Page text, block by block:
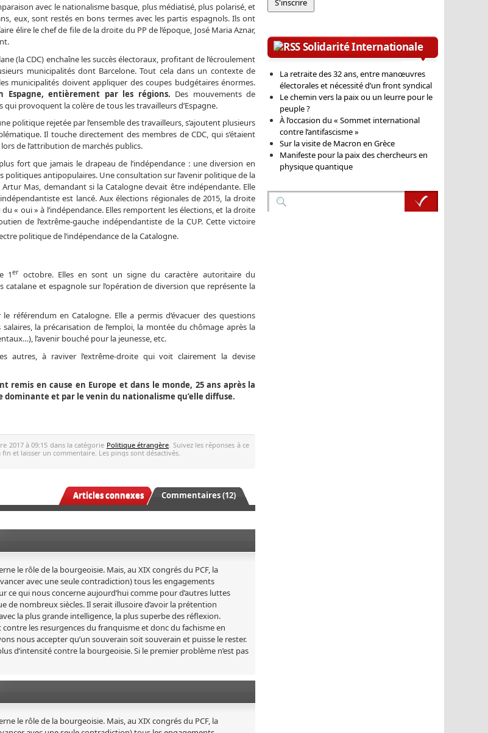
avec le nationalisme basque, plus médiatisé, plus polarisé, et
eux, sont restés en bons termes avec les partis espagnols. Ils ont
élire le chef de file de la droite du PP de l’époque, José Maria Aznar,
(la CDC) enchaîne les succès électoraux, profitant de l’écroulement
municipalités dont Barcelone. Tout cela dans un contexte de
municipalités doivent appliquer des coupes budgétaires énormes.
Espagne, entièrement par les régions. Des mouvements de
provoquent la colère de tous les travailleurs d’Espagne.
rejetée par l’ensemble des travailleurs, s’ajoutent plusieurs
Il touche directement des membres de CDC, qui s’étaient
de l’attribution de marchés publics.
fort que jamais le drapeau de l’indépendance : une diversion en
politiques antipopulaires. Une consultation sur l’avenir politique de la
Mas, demandant si la Catalogne devait être indépendante. Elle
est lancé. Aux élections régionales de 2015, la droite
« oui » à l’indépendance. Elles remportent les élections, et la droite
de l’extrême-gauche indépendantiste de la CUP. Cette victoire
politique de l’indépendance de la Catalogne.
1eroctobre. Elles en sont un signe du caractère autoritaire du
et espagnole sur l’opération de diversion que représente la
référendum en Catalogne. Elle a permis d’évacuer des questions
la précarisation de l’emploi, la montée du chômage après la
l’avenir bouché pour la jeunesse, etc.
à raviver l’extrême-droite qui voit clairement la devise
remis en cause en Europe et dans le monde, 25 ans après la
dominante et par le venin du nationalisme qu’elle diffuse.
2017 à 09:15 dans la catégorie Politique étrangère . Suivez les réponses à ce
et laisser un commentaire. Les pings sont désactivés.
Commentaires (12)
Articles connexes
le rôle de la bourgeoisie. Mais, au XIX congrés du PCF, la
avec une seule contradiction) tous les engagements
qui nous concerne aujourd’hui comme pour d’autres luttes
de nombreux siècles. Il serait illusoire d’avoir la prétention
la plus grande intelligence, la plus superbe des réflexion.
les resurgences du franquisme et donc du fachisme en
nous accepter qu’un souverain soit souverain et puisse le rester.
d’intensité contre la bourgeoisie. Si le premier problème n’est pas
le rôle de la bourgeoisie. Mais, au XIX congrés du PCF, la
Solidarité Internationale
La retraite des 32 ans, entre manœuvres
électorales et nécessité d’un front syndical
Le chemin vers la paix ou un leurre pour le
peuple ?
À l’occasion du « Sommet international
contre l’antifascisme »
Sur la visite de Macron en Grèce
Manifeste pour la paix des chercheurs en
physique quantique